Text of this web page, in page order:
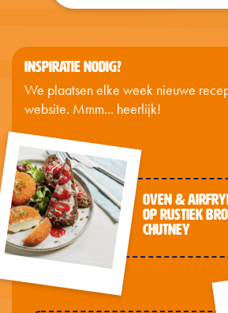
INSPIRATIE NODIG?
We plaatsen elke week nieuwe
website. Mmm... heerlijk!
OVEN &
OP RUSTIEK
CHUTNEY